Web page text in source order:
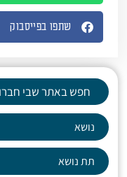
שתפו בפייסבוק